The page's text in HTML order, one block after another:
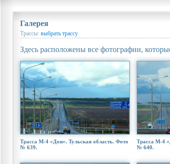
Галерея
Трассы: выбрать трассу
Здесь расположены все фотографии,
Трасса М-4 «Дон». Тульская область. Фото
№ 639.
Трасса М-4
№ 640.